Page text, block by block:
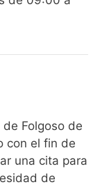
Folgoso de
con el fin de
una cita para
de